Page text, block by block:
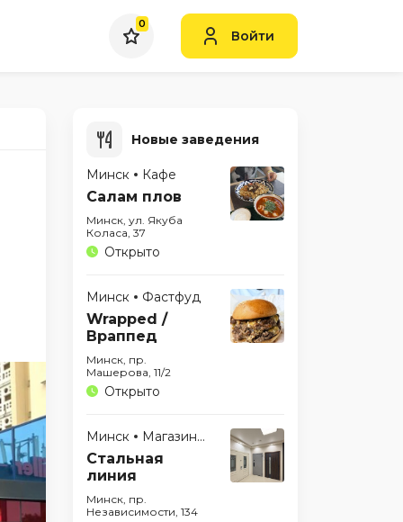
0
Войти
Новые заведения
Минск Кафе
Салам плов
Минск, ул. Якуба
Коласа, 37
Открыто
Минск Фастфуд
Wrapped /
Враппед
Минск, пр.
Машерова, 11/2
Открыто
Минск Магазины
Стальная
линия
Минск, пр.
Независимости, 134